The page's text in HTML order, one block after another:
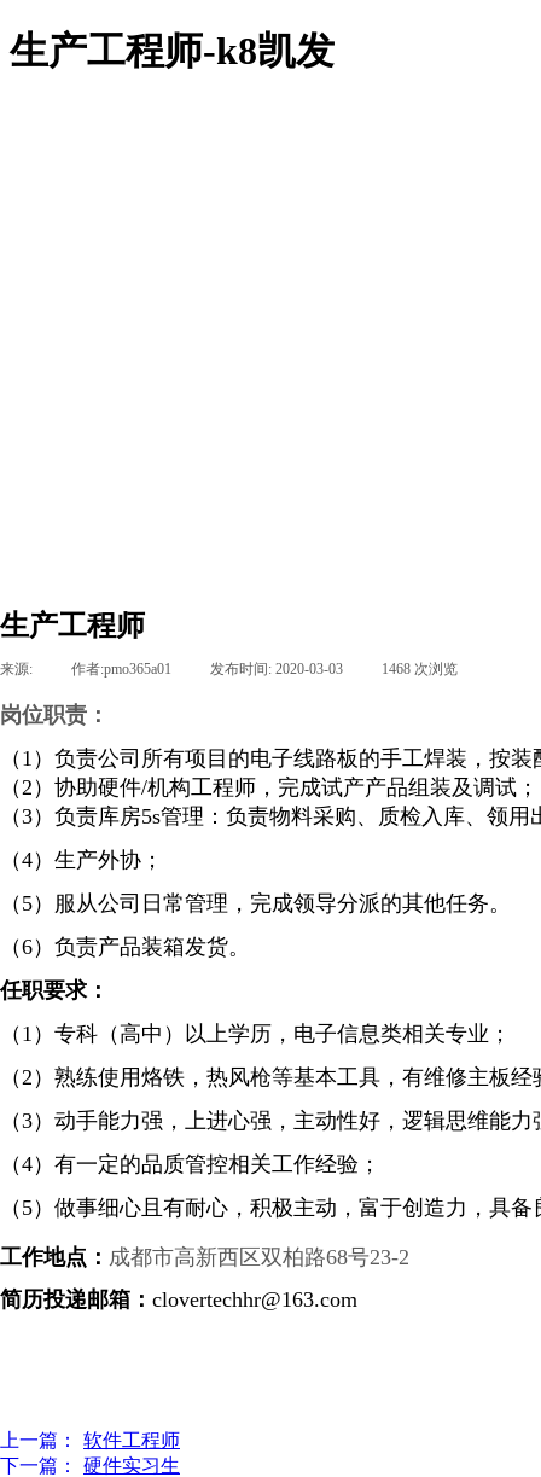
生产工程师-k8凯发
生产工程师
来源: 作者:pmo365a01 发布时间: 2020-03-03 1468 次浏览
岗位职责：
（ 1）负责公司所有项目的电子线路板的手工焊装，按
（2）协助硬件/机构工程师，完成试产产品组装及调试；
（3）负责库房5s管理：负责物料采购、质检入库、领
（4）生产外协；
（ 5）服从公司日常管理，完成领导分派的其他任务。
（6）负责产品装箱发货。
任职要求：
（ 1）专科（高中）以上学历，电子信息类相关专业；
（2）熟练使用烙铁，热风枪等基本工具，有维修主板经
（3）动手能力强，上进心强，主动性好，逻辑思维能力
（4）有一定的品质管控相关工作经验；
（ 5）做事细心且有耐心，积极主动，富于创造力，具
工作地点： 成都市高新西区双柏路68号23-2
简历投递邮箱： clovertechhr@163.com
上一篇：
软件工程师
下一篇：
硬件实习生